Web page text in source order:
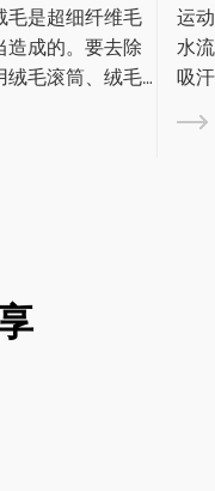
大量出汗。为了防止汗
或影响运动，可以使用
速吸干汗水。吸汗毛巾
尺寸和吸水性方面针对运